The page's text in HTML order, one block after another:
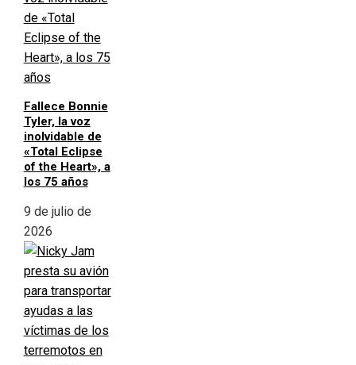
Fallece Bonnie
Tyler, la voz
inolvidable de
«Total Eclipse
of the Heart», a
los 75 años
9 de julio de
2026